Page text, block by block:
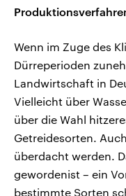
Wenn im Zuge des
Dürreperioden
Landwirtschaft in
Vielleicht über
über die Wahl
Getreidesorten.
überdacht werden.
gewordenist – ein
bestimmte Sorten